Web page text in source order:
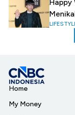
Happy
Home
My Money